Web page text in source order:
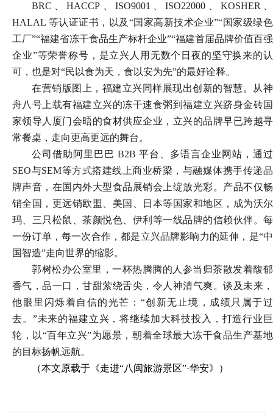
BRC、HACCP、ISO9001、ISO22000、KOSHER、
HALAL 等认证证书，以及“国家高新技术企业”“国家级绿色
工厂”“福建省冻干食品生产标杆企业”“福建首届品牌价值百强
企业”等荣誉称号，是立兴人用无数个日夜的坚守换来的认
可，也是对“民以食为天，食以安为先”的最好诠释。
在营销版图上，福建立兴同样展现出创新的智慧。从神
舟八号上载有福建立兴的冻干速食粥到福建立兴跻身金砖国
家领导人厦门会晤的食材供应企业，立兴的品牌早已跨越寻
常餐桌，走向更高更远的舞台。
公司借助阿里巴巴 B2B 平台、多语言企业网站，通过
SEO与SEM等方式搭建线上商业桥梁，与融媒体携手传递品
牌声音，在国内外大型食品展销会上绽放光彩。产品不仅畅
销全国，更远销欧盟、美国、日本等国家和地区，成为沃尔
玛、三只松鼠、茶颜悦色、伊利等一线品牌的信赖伙伴。每
一份订单，每一次合作，都是立兴品牌影响力的延伸，是“中
国智造”走向世界的缩影。
郭树松办公室里，一杯热腾腾的人参当归茶散发着馥郁
香气，品一口，甘甜萦绕舌尖，令人神清气爽。谈及未来，
他眼里闪烁着自信的光芒： “创新无止境，成绩只属于过
去。”未来的福建立兴，将继续加大科技投入，打造行业巨
轮，以“百年立兴”为愿景，朝着全球最大冻干食品生产基地
的目标扬帆远航。
（本文原载于《走进“八闽旅游景区”·华安》）